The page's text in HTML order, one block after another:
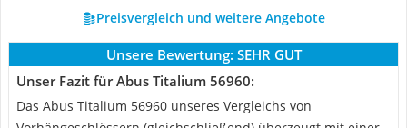
Preisvergleich und weitere Angebote
Unsere Bewertung: SEHR GUT
Unser Fazit für Abus Titalium 56960:
Das Abus Titalium 56960 unseres Vergleichs von